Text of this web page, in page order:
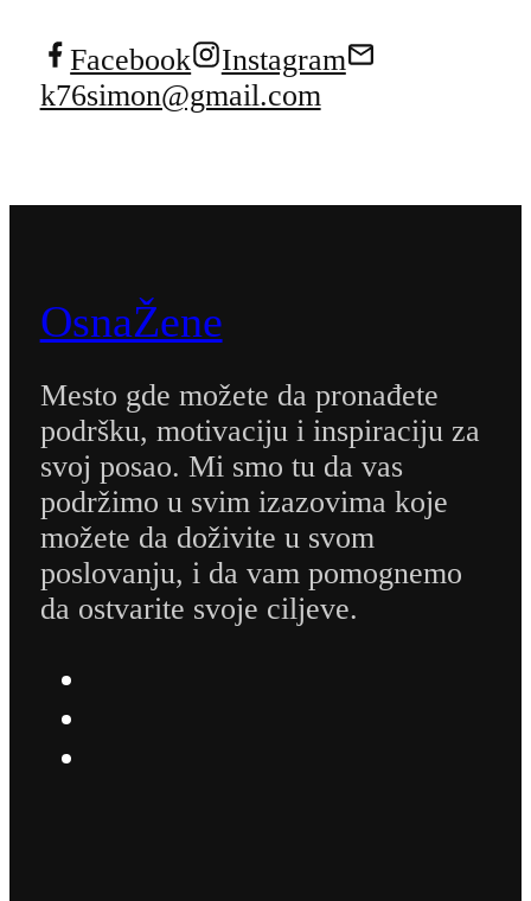
Facebook
Instagram
k76simon@gmail.com
OsnaŽene
Mesto gde možete da pronađete
podršku, motivaciju i inspiraciju za
svoj posao. Mi smo tu da vas
podržimo u svim izazovima koje
možete da doživite u svom
poslovanju, i da vam pomognemo
da ostvarite svoje ciljeve.